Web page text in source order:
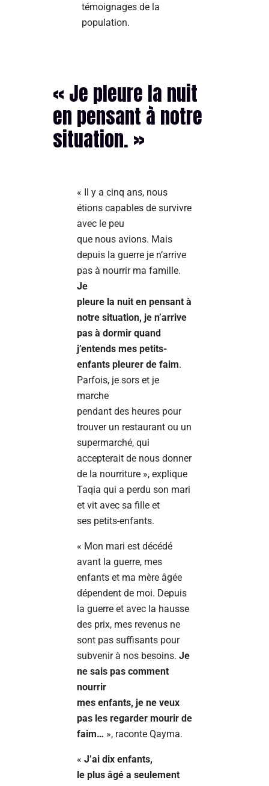
témoignages de la
population.
« Je pleure la nuit
en pensant à notre
situation. »
« Il y a cinq ans, nous
étions capables de survivre
avec le peu
que nous avions. Mais
depuis la guerre je n’arrive
pas à nourrir ma famille.
Je
pleure la nuit en pensant à
notre situation, je n’arrive
pas à dormir quand
j’entends mes petits-
enfants pleurer de faim.
Parfois, je sors et je
marche
pendant des heures pour
trouver un restaurant ou un
supermarché, qui
accepterait de nous donner
de la nourriture », explique
Taqia qui a perdu son mari
et vit avec sa fille et
ses petits-enfants.
« Mon mari est décédé
avant la guerre, mes
enfants et ma mère âgée
dépendent de moi. Depuis
la guerre et avec la hausse
des prix, mes revenus ne
sont pas suffisants pour
subvenir à nos besoins. Je
ne sais pas comment
nourrir
mes enfants, je ne veux
pas les regarder mourir de
faim… », raconte Qayma.
« J’ai dix enfants,
le plus âgé a seulement